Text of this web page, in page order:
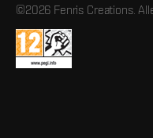
©2026 Fenris Creations.